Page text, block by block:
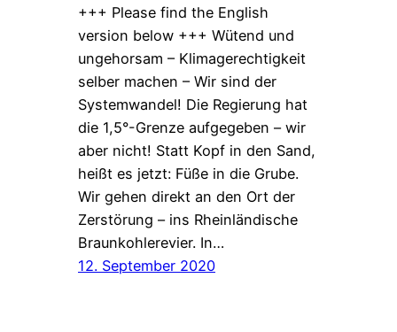
+++ Please find the English
version below +++ Wütend und
ungehorsam – Klimagerechtigkeit
selber machen – Wir sind der
Systemwandel! Die Regierung hat
die 1,5°-Grenze aufgegeben – wir
aber nicht! Statt Kopf in den Sand,
heißt es jetzt: Füße in die Grube.
Wir gehen direkt an den Ort der
Zerstörung – ins Rheinländische
Braunkohlerevier. In…
12. September 2020